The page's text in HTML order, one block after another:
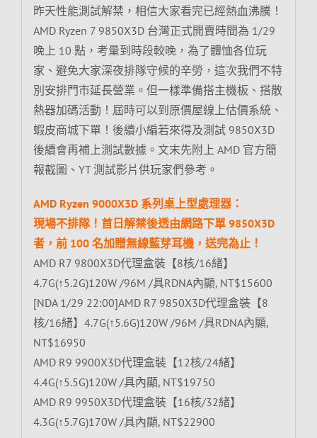
昨天性能測試解禁，相信大家看完已經熱血沸騰！
AMD Ryzen 7 9850X3D 台灣正式開賣時間為 1/29
晚上 10 點，考量到時段較晚，為了體恤各位玩
家、避免大家深夜排隊守候的辛勞，這次我們不特
別安排門市延長營業。但一樣準備搭主機板、搭散
熱器加碼活動！屆時可以到原價屋線上估價系統、
蝦皮商城下單！後續小編若來得及測試 9850X3D
後續會再補上測試數據。文末先附上 AMD 官方簡
報截圖、YT 測試影片供玩家們參考。
AMD Ryzen 9000X3D 系列桌上型處理器：
現場不排隊！首日解禁後透由網路下單 9850X3D
者，前 100 名加贈無線藍芽耳機，送完為止！
AMD R7 9800X3D代理盒裝【8核/16緒】
4.7G(↑5.2G)120W /96M /具RDNA內顯, NT$15600
[NDA 1/29 22:00]AMD R7 9850X3D代理盒裝【8
核/16緒】4.7G(↑5.6G)120W /96M /具RDNA內顯,
NT$16950
AMD R9 9900X3D代理盒裝【12核/24緒】
4.4G(↑5.5G)120W /具內顯, NT$19750
AMD R9 9950X3D代理盒裝【16核/32緒】
4.3G(↑5.7G)170W /具內顯, NT$22900